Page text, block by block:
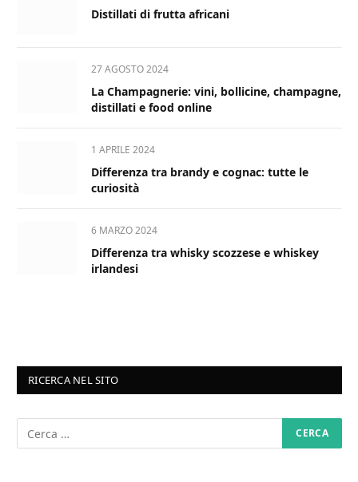
Distillati di frutta africani
27 AGOSTO 2024
La Champagnerie: vini, bollicine, champagne,
distillati e food online
1 APRILE 2024
Differenza tra brandy e cognac: tutte le
curiosità
6 MARZO 2024
Differenza tra whisky scozzese e whiskey
irlandesi
RICERCA NEL SITO